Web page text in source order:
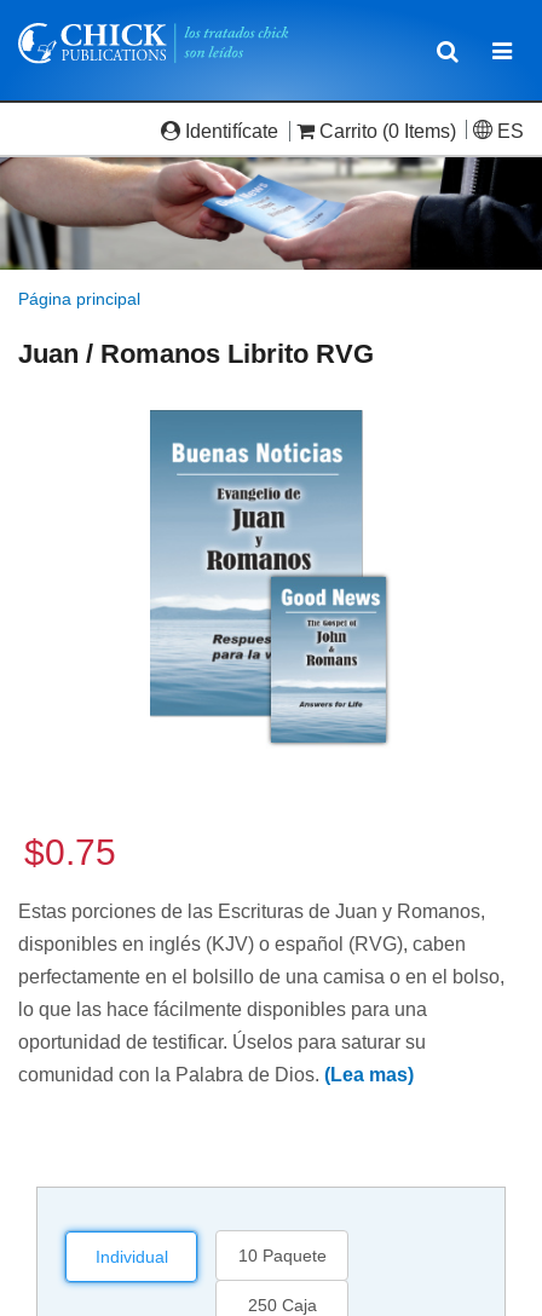
Toggle
Identifícate Carrito (0 Items) ES
Página principal
Juan / Romanos Librito RVG
$0.75
Estas porciones de las Escrituras de Juan y Romanos,
disponibles en inglés (KJV) o español (RVG), caben
perfectamente en el bolsillo de una camisa o en el bolso,
lo que las hace fácilmente disponibles para una
oportunidad de testificar. Úselos para saturar su
comunidad con la Palabra de Dios. (Lea mas)
Individual 10 Paquete
250 Caja